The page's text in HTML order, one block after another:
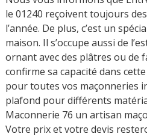
le 01240 reçoivent toujours
l’année. De plus, c’est un
maison. Il s’occupe aussi de
ornant avec des plâtres ou de
confirme sa capacité dans
pour toutes vos maçonneries
plafond pour différents
Maconnerie 76 un artisan
Votre prix et votre devis